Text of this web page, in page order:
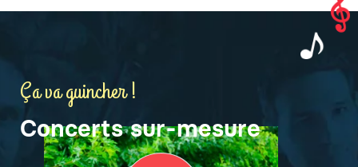
Ça va guincher !
Concerts sur-mesure